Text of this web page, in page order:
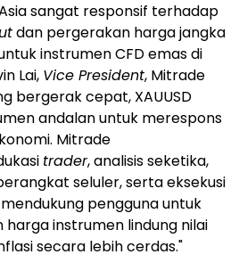
sangat responsif terhadap
dan pergerakan harga jangka
instrumen CFD emas di
Lai, Vice President, Mitrade
bergerak cepat, XAUUSD
andalan untuk merespons
Mitrade
trader, analisis seketika,
seluler, serta eksekusi
pengguna untuk
instrumen lindung nilai
secara lebih cerdas."